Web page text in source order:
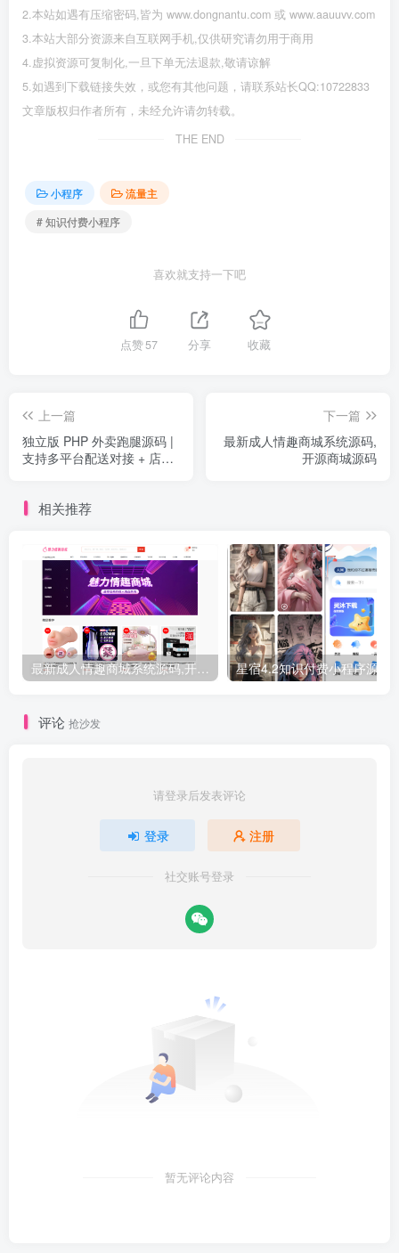
2.本站如遇有压缩密码,皆为 www.dongnantu.com 或 www.aauuvv.com
3.本站大部分资源来自互联网手机,仅供研究请勿用于商用
4.虚拟资源可复制化,一旦下单无法退款,敬请谅解
5.如遇到下载链接失效，或您有其他问题，请联系站长QQ:10722833
文章版权归作者所有，未经允许请勿转载。
THE END
小程序
流量主
# 知识付费小程序
喜欢就支持一下吧
点赞57 分享 收藏
上一篇
独立版 PHP 外卖跑腿源码 |
支持多平台配送对接 + 店内
下一篇
最新成人情趣商城系统源码,
开源商城源码
相关推荐
最新成人情趣商城系统源码,开源商城源码
评论 抢沙发
请登录后发表评论
登录 注册
社交账号登录
暂无评论内容